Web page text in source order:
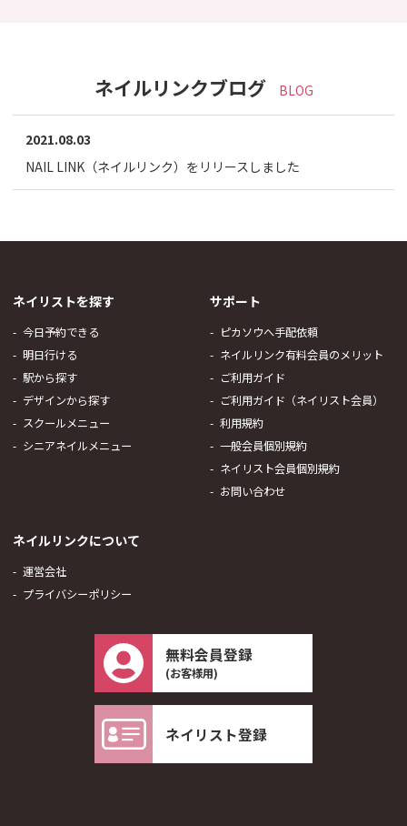
ネイルリンクブログ BLOG
2021.08.03
NAIL LINK（ネイルリンク）をリリースしました
ネイリストを探す
今日予約できる
明日行ける
駅から探す
デザインから探す
スクールメニュー
シニアネイルメニュー
サポート
ピカソウへ手配依頼
ネイルリンク有料会員のメリット
ご利用ガイド
ご利用ガイド（ネイリスト会員）
利用規約
一般会員個別規約
ネイリスト会員個別規約
お問い合わせ
ネイルリンクについて
運営会社
プライバシーポリシー
無料会員登録
(お客様用)
ネイリスト登録